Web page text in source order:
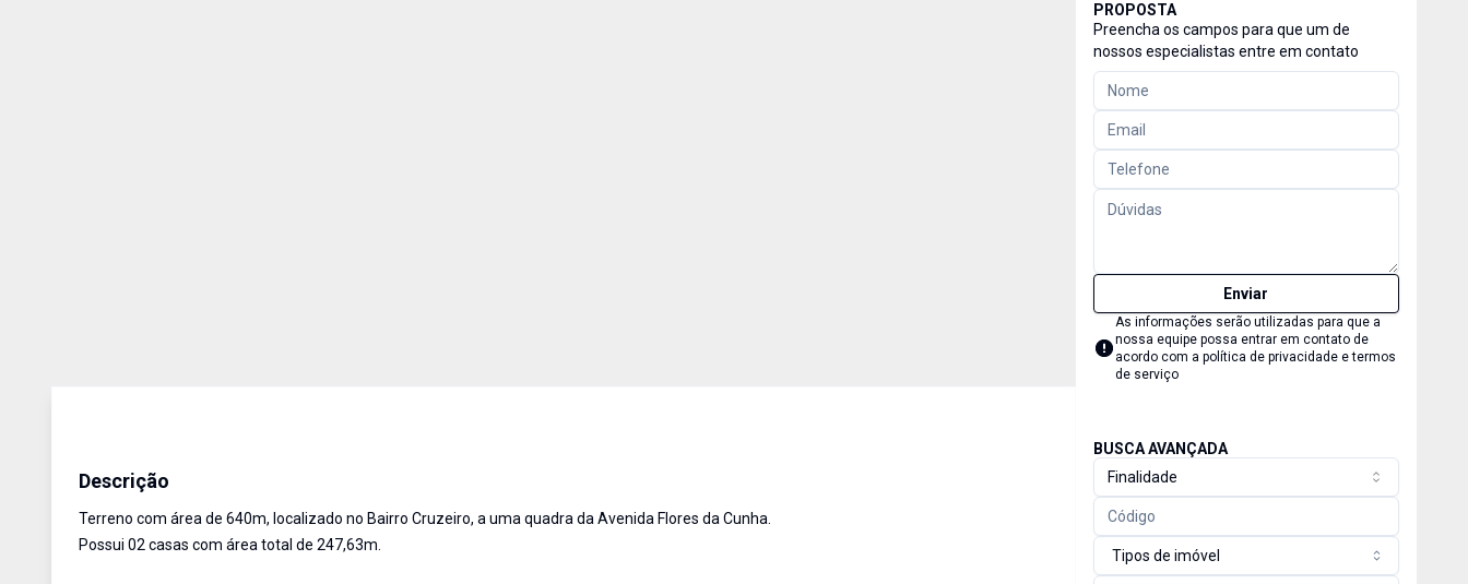
Descrição
Terreno com área de 640m, localizado no Bairro Cruzeiro, a uma quadra da Avenida Flores da Cunha.
Possui 02 casas com área total de 247,63m.
PROPOSTA
Preencha os campos para que um de
nossos especialistas entre em contato
Enviar
As informações serão utilizadas para que a
nossa equipe possa entrar em contato de
acordo com a política de privacidade e termos
de serviço
BUSCA AVANÇADA
Finalidade
Tipos de imóvel